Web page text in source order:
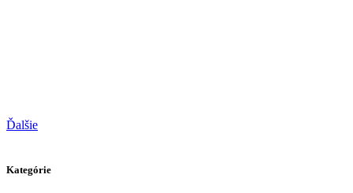
Ďalšie
Kategórie